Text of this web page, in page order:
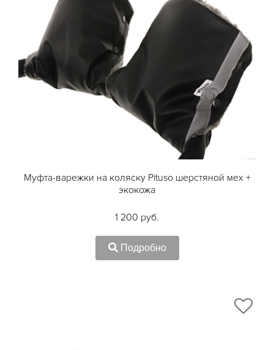
Муфта-варежки на коляску Pituso шерстяной мех +
экокожа
1 200 руб.
Подробно